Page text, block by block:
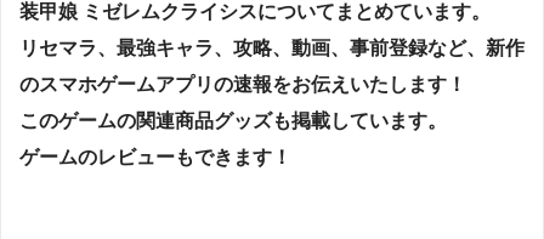
装甲娘 ミゼレムクライシスについてまとめています。
リセマラ、 最強キャラ、 攻略、 動画、 事前登録など、 新作
のスマホゲームアプリの速報をお伝えいたします！
このゲームの関連商品グッズも掲載しています。
ゲームのレビューもできます！